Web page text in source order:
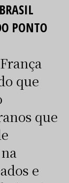
PONTO
que
que
e